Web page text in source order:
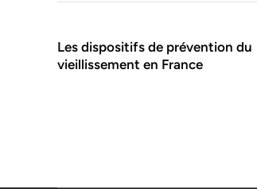
Les dispositifs de prévention du
vieillissement en France